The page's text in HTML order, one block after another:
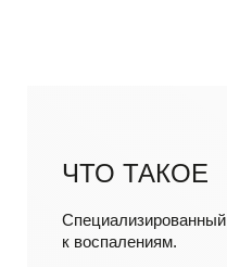
ЧТО ТАКОЕ
к воспалениям.